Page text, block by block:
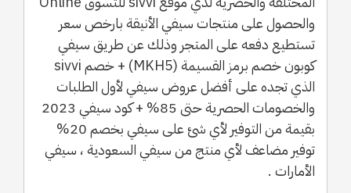
والحصول على منتجات سيفي الأنيقة بارخص سعر
تستطيع دفعه على المتجر وذلك عن طريق سيفي
كوبون خصم برمز القسيمة (MKH5) + خصم sivvi
الذي تجده على أفضل عروض سيفي لأول الطلبات
والخصومات الحصرية حتى 85% + كود سيفي 2023
بقيمة من التوفير لأي شئ على سيفي بخصم 20%
توفير مضاعف لأي منتج من سيفي السعودية ، سيفي
الأمارات .